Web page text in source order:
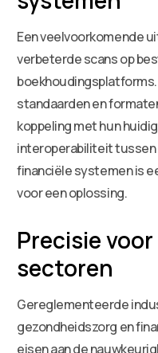
Een veelvoorkomende
verbeterde scans op
standaarden en
koppeling met hun
interoperabiliteit
financiële systemen is
voor een oplossing.
Precisie
sectoren
Gereglementeerde
gezondheidszorg en
eisen aan de